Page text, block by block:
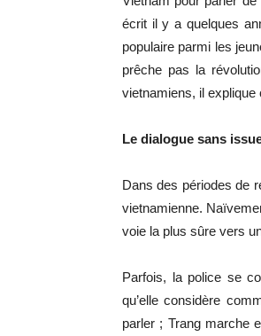
écrit il y a quelques
populaire parmi les
prêche pas la
vietnamiens, il
Le dialogue sans
Dans des périodes de
vietnamienne.
voie la plus sûre vers
Parfois, la police se
qu’elle considère
parler ; Trang marche